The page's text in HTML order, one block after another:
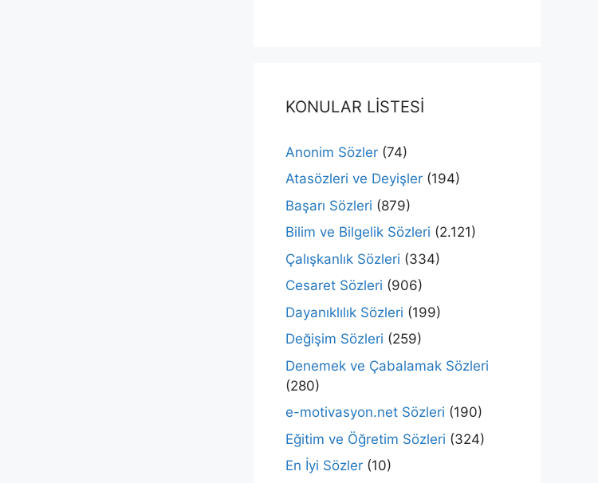
KONULAR LİSTESİ
Anonim Sözler (74)
Atasözleri ve Deyişler (194)
Başarı Sözleri (879)
Bilim ve Bilgelik Sözleri (2.121)
Çalışkanlık Sözleri (334)
Cesaret Sözleri (906)
Dayanıklılık Sözleri (199)
Değişim Sözleri (259)
Denemek ve Çabalamak Sözleri
(280)
e-motivasyon.net Sözleri (190)
Eğitim ve Öğretim Sözleri (324)
En İyi Sözler (10)